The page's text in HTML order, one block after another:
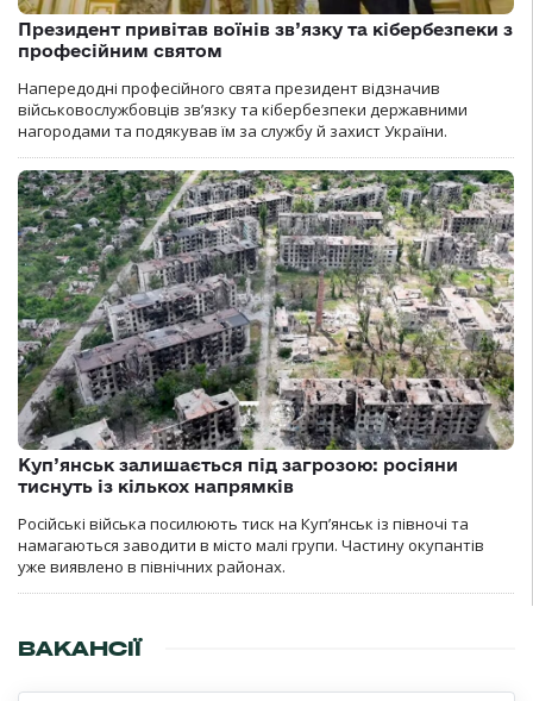
Президент привітав воїнів зв’язку та кібербезпеки з
професійним святом
Напередодні професійного свята президент відзначив
військовослужбовців зв’язку та кібербезпеки державними
нагородами та подякував їм за службу й захист України.
Куп’янськ залишається під загрозою: росіяни
тиснуть із кількох напрямків
Російські війська посилюють тиск на Куп’янськ із півночі та
намагаються заводити в місто малі групи. Частину окупантів
уже виявлено в північних районах.
ВАКАНСІЇ